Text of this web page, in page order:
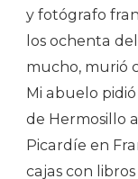
y fotógrafo
los ochenta
mucho, murió
Mi abuelo
de Hermosillo
Picardíe en
cajas con